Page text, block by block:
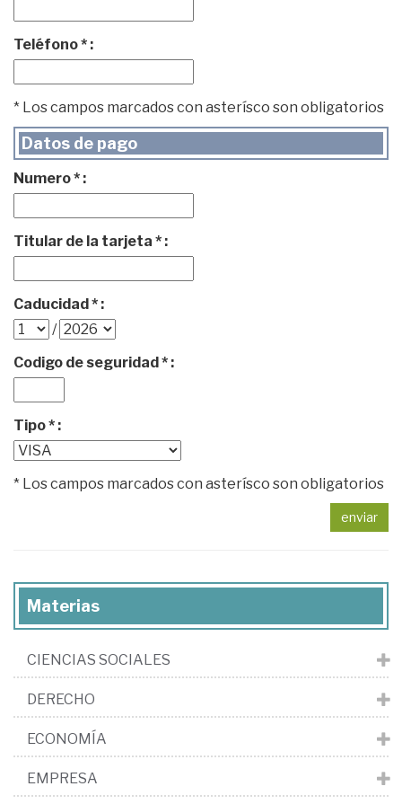
Teléfono * :
* Los campos marcados con asterísco son obligatorios
Datos de pago
Numero * :
Titular de la tarjeta * :
Caducidad * :
/
Codigo de seguridad * :
Tipo * :
* Los campos marcados con asterísco son obligatorios
enviar
Materias
CIENCIAS SOCIALES
DERECHO
ECONOMÍA
EMPRESA